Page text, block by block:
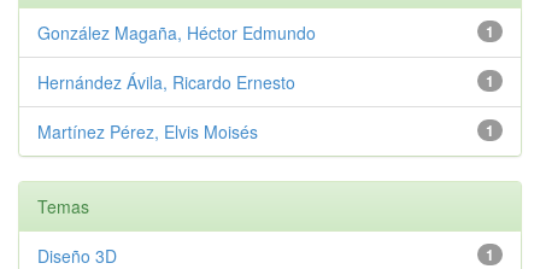
1
González Magaña, Héctor Edmundo
1
Hernández Ávila, Ricardo Ernesto
1
Martínez Pérez, Elvis Moisés
Temas
1
Diseño 3D